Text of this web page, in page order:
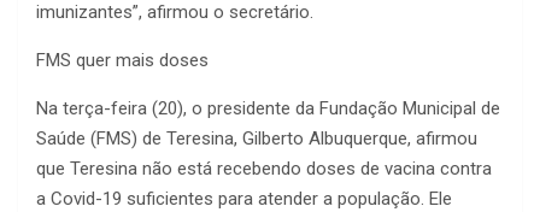
imunizantes”, afirmou o secretário.
FMS quer mais doses
Na terça-feira (20), o presidente da Fundação Municipal de
Saúde (FMS) de Teresina, Gilberto Albuquerque, afirmou
que Teresina não está recebendo doses de vacina contra
a Covid-19 suficientes para atender a população. Ele